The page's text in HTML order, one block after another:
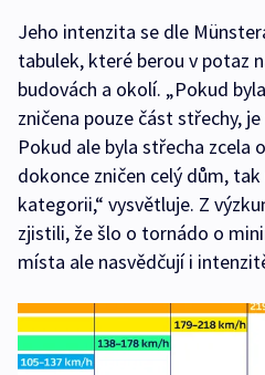
Jeho intenzita se dle
tabulek, které berou v potaz
budovách a okolí. „Pokud
zničena pouze část střechy,
Pokud ale byla střecha zcela
dokonce zničen celý dům,
kategorii,“ vysvětluje. Z
zjistili, že šlo o tornádo o
místa ale nasvědčují i